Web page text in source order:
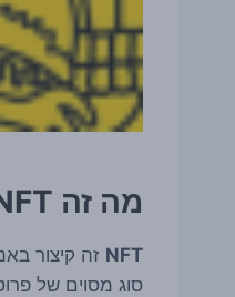
מה זה NFT ? (אסימון חסר תחליף)
NFT זה קיצור
סוג מסוים של